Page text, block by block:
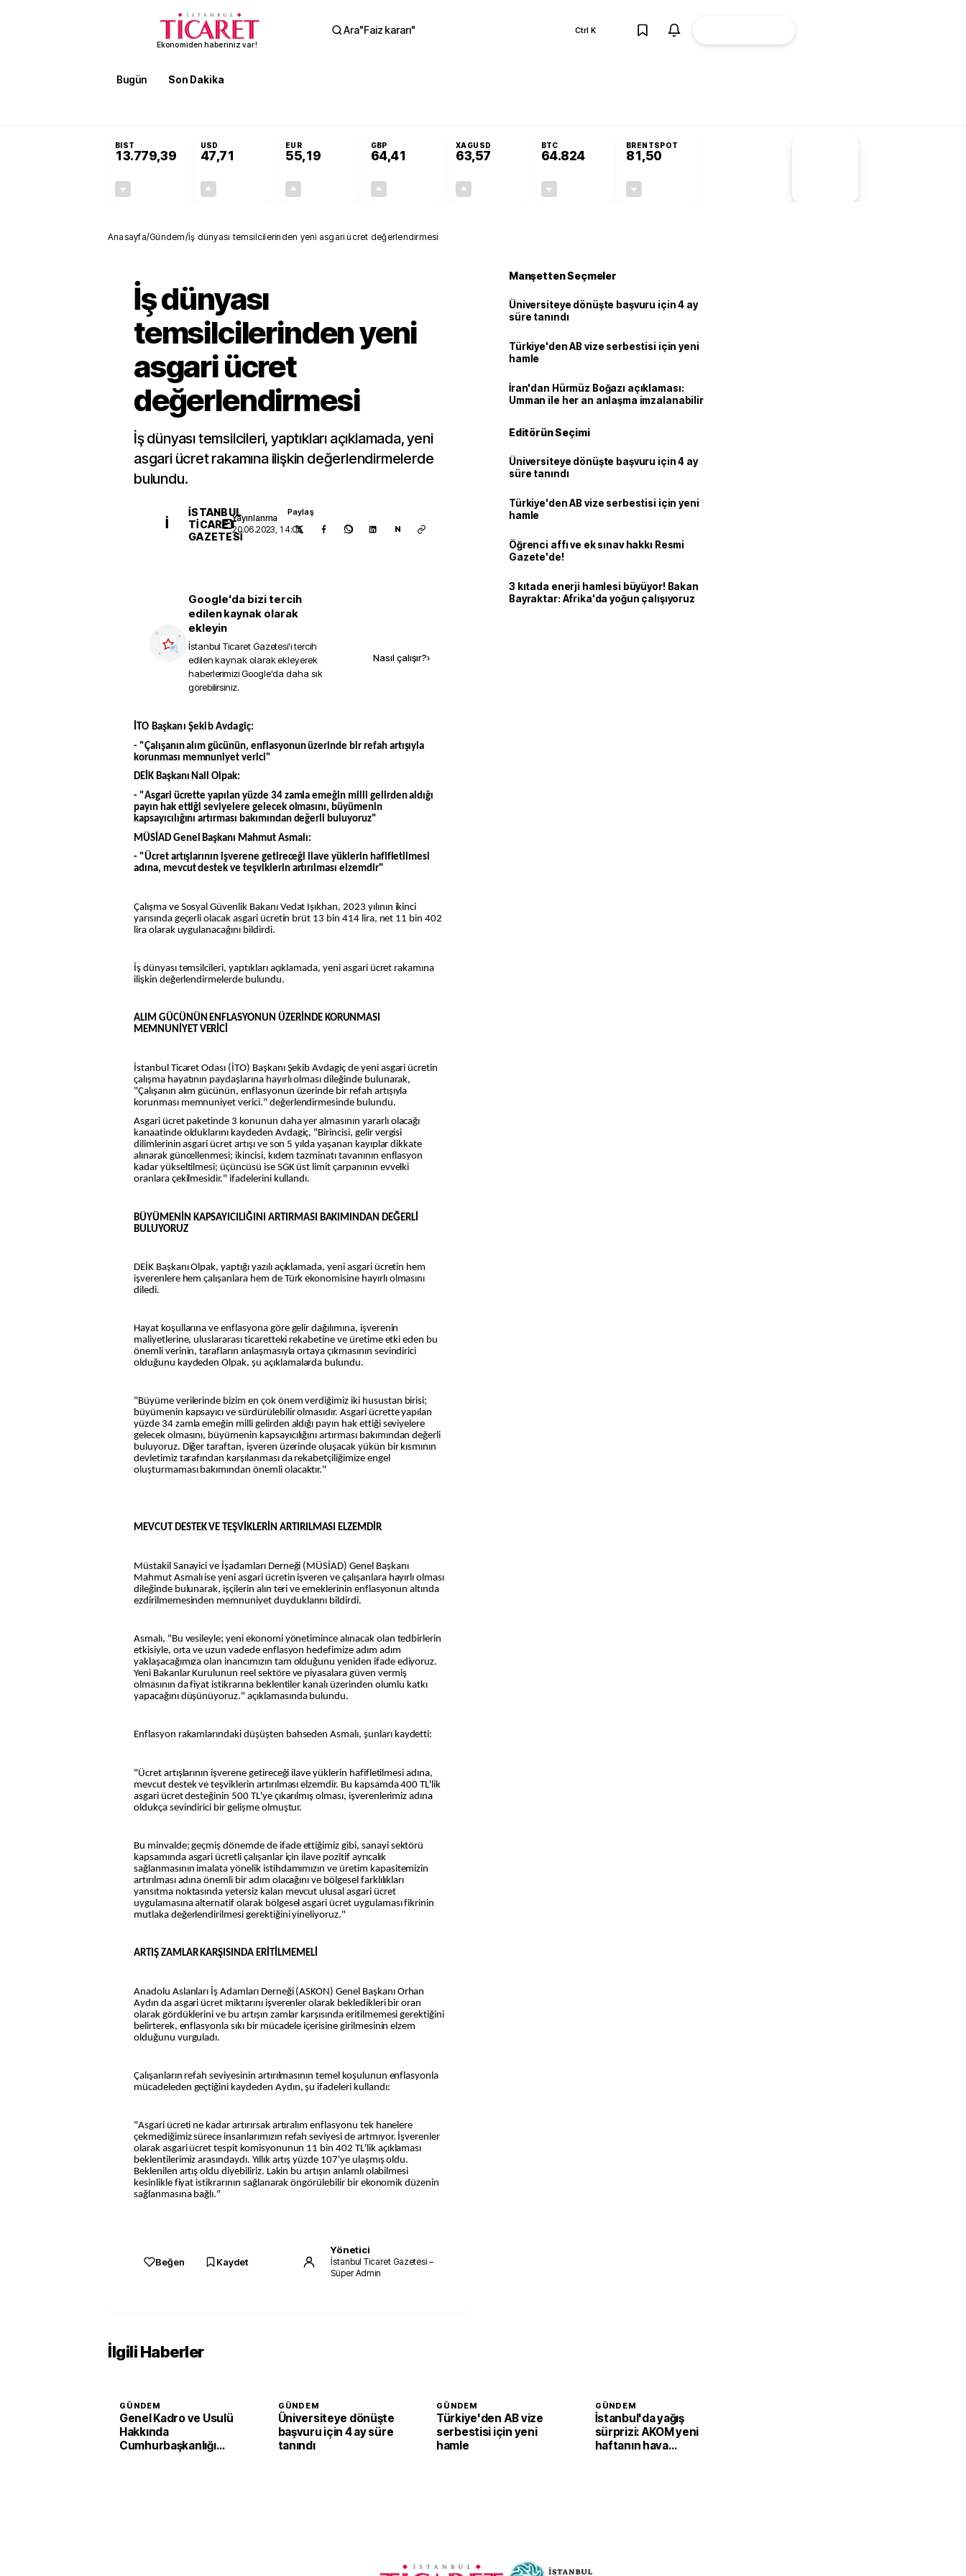
Ekonomiden haberiniz var!
Ara"Faiz kararı" Ctrl K
Bugün Son Dakika
BIST
13.779,39
USD
47,71
EUR
55,19
GBP
64,41
XAGUSD
63,57
BTC
64.824
BRENTSPOT
81,50
Anasayfa/Gündem/İş dünyası temsilcilerinden yeni asgari ücret değerlendirmesi
İş dünyası
temsilcilerinden yeni
asgari ücret
değerlendirmesi
İş dünyası temsilcileri, yaptıkları açıklamada, yeni
asgari ücret rakamına ilişkin değerlendirmelerde
bulundu.
İ
İSTANBUL
TICARET
GAZETESI
Yayınlanma
20.06.2023, 14:05
Paylaş
N
Google'da bizi tercih
edilen kaynak olarak
ekleyin
İstanbul Ticaret Gazetesi'i tercih
edilen kaynak olarak ekleyerek
haberlerimizi Google'da daha sık
görebilirsiniz.
Nasıl çalışır?›
İTO Başkanı Şekib Avdagiç:
- "Çalışanın alım gücünün, enflasyonun üzerinde bir refah artışıyla
korunması memnuniyet verici"
DEİK Başkanı Nail Olpak:
- "Asgari ücrette yapılan yüzde 34 zamla emeğin milli gelirden aldığı
payın hak ettiği seviyelere gelecek olmasını, büyümenin
kapsayıcılığını artırması bakımından değerli buluyoruz"
MÜSİAD Genel Başkanı Mahmut Asmalı:
- "Ücret artışlarının işverene getireceği ilave yüklerin hafifletilmesi
adına, mevcut destek ve teşviklerin artırılması elzemdir"
Çalışma ve Sosyal Güvenlik Bakanı Vedat Işıkhan, 2023 yılının ikinci
yarısında geçerli olacak asgari ücretin brüt 13 bin 414 lira, net 11 bin 402
lira olarak uygulanacağını bildirdi.
İş dünyası temsilcileri, yaptıkları açıklamada, yeni asgari ücret rakamına
ilişkin değerlendirmelerde bulundu.
ALIM GÜCÜNÜN ENFLASYONUN ÜZERİNDE KORUNMASI
MEMNUNİYET VERİCİ
İstanbul Ticaret Odası (İTO) Başkanı Şekib Avdagiç de yeni asgari ücretin
çalışma hayatının paydaşlarına hayırlı olması dileğinde bulunarak,
"Çalışanın alım gücünün, enflasyonun üzerinde bir refah artışıyla
korunması memnuniyet verici." değerlendirmesinde bulundu.
Asgari ücret paketinde 3 konunun daha yer almasının yararlı olacağı
kanaatinde olduklarını kaydeden Avdagiç, "Birincisi, gelir vergisi
dilimlerinin asgari ücret artışı ve son 5 yılda yaşanan kayıplar dikkate
alınarak güncellenmesi; ikincisi, kıdem tazminatı tavanının enflasyon
kadar yükseltilmesi; üçüncüsü ise SGK üst limit çarpanının evvelki
oranlara çekilmesidir." ifadelerini kullandı.
BÜYÜMENİN KAPSAYICILIĞINI ARTIRMASI BAKIMINDAN DEĞERLİ
BULUYORUZ
DEİK Başkanı Olpak, yaptığı yazılı açıklamada, yeni asgari ücretin hem
işverenlere hem çalışanlara hem de Türk ekonomisine hayırlı olmasını
diledi.
Hayat koşullarına ve enflasyona göre gelir dağılımına, işverenin
maliyetlerine, uluslararası ticaretteki rekabetine ve üretime etki eden bu
önemli verinin, tarafların anlaşmasıyla ortaya çıkmasının sevindirici
olduğunu kaydeden Olpak, şu açıklamalarda bulundu.
"Büyüme verilerinde bizim en çok önem verdiğimiz iki husustan birisi;
büyümenin kapsayıcı ve sürdürülebilir olmasıdır. Asgari ücrette yapılan
yüzde 34 zamla emeğin milli gelirden aldığı payın hak ettiği seviyelere
gelecek olmasını, büyümenin kapsayıcılığını artırması bakımından değerli
buluyoruz. Diğer taraftan, işveren üzerinde oluşacak yükün bir kısmının
devletimiz tarafından karşılanması da rekabetçiliğimize engel
oluşturmaması bakımından önemli olacaktır."
MEVCUT DESTEK VE TEŞVİKLERİN ARTIRILMASI ELZEMDİR
Müstakil Sanayici ve İşadamları Derneği (MÜSİAD) Genel Başkanı
Mahmut Asmalı ise yeni asgari ücretin işveren ve çalışanlara hayırlı olması
dileğinde bulunarak, işçilerin alın teri ve emeklerinin enflasyonun altında
ezdirilmemesinden memnuniyet duyduklarını bildirdi.
Asmalı, "Bu vesileyle; yeni ekonomi yönetimince alınacak olan tedbirlerin
etkisiyle, orta ve uzun vadede enflasyon hedefimize adım adım
yaklaşacağımıza olan inancımızın tam olduğunu yeniden ifade ediyoruz.
Yeni Bakanlar Kurulunun reel sektöre ve piyasalara güven vermiş
olmasının da fiyat istikrarına beklentiler kanalı üzerinden olumlu katkı
yapacağını düşünüyoruz." açıklamasında bulundu.
Enflasyon rakamlarındaki düşüşten bahseden Asmalı, şunları kaydetti:
"Ücret artışlarının işverene getireceği ilave yüklerin hafifletilmesi adına,
mevcut destek ve teşviklerin artırılması elzemdir. Bu kapsamda 400 TL'lik
asgari ücret desteğinin 500 TL'ye çıkarılmış olması, işverenlerimiz adına
oldukça sevindirici bir gelişme olmuştur.
Bu minvalde; geçmiş dönemde de ifade ettiğimiz gibi, sanayi sektörü
kapsamında asgari ücretli çalışanlar için ilave pozitif ayrıcalık
sağlanmasının imalata yönelik istihdamımızın ve üretim kapasitemizin
artırılması adına önemli bir adım olacağını ve bölgesel farklılıkları
yansıtma noktasında yetersiz kalan mevcut ulusal asgari ücret
uygulamasına alternatif olarak bölgesel asgari ücret uygulaması fikrinin
mutlaka değerlendirilmesi gerektiğini yineliyoruz."
ARTIŞ ZAMLAR KARŞISINDA ERİTİLMEMELİ
Anadolu Aslanları İş Adamları Derneği (ASKON) Genel Başkanı Orhan
Aydın da asgari ücret miktarını işverenler olarak bekledikleri bir oran
olarak gördüklerini ve bu artışın zamlar karşısında eritilmemesi gerektiğini
belirterek, enflasyonla sıkı bir mücadele içerisine girilmesinin elzem
olduğunu vurguladı.
Çalışanların refah seviyesinin artırılmasının temel koşulunun enflasyonla
mücadeleden geçtiğini kaydeden Aydın, şu ifadeleri kullandı:
"Asgari ücreti ne kadar artırırsak artıralım enflasyonu tek hanelere
çekmediğimiz sürece insanlarımızın refah seviyesi de artmıyor. İşverenler
olarak asgari ücret tespit komisyonunun 11 bin 402 TL'lik açıklaması
beklentilerimiz arasındaydı. Yıllık artış yüzde 107'ye ulaşmış oldu.
Beklenilen artış oldu diyebiliriz. Lakin bu artışın anlamlı olabilmesi
kesinlikle fiyat istikrarının sağlanarak öngörülebilir bir ekonomik düzenin
sağlanmasına bağlı."
Beğen Kaydet
Yönetici
İstanbul Ticaret Gazetesi –
Süper Admin
Manşetten Seçmeler
Üniversiteye dönüşte başvuru için 4 ay
süre tanındı
Türkiye'den AB vize serbestisi için yeni
hamle
İran'dan Hürmüz Boğazı açıklaması:
Umman ile her an anlaşma imzalanabilir
Editörün Seçimi
Üniversiteye dönüşte başvuru için 4 ay
süre tanındı
Türkiye'den AB vize serbestisi için yeni
hamle
Öğrenci affı ve ek sınav hakkı Resmi
Gazete'de!
3 kıtada enerji hamlesi büyüyor! Bakan
Bayraktar: Afrika'da yoğun çalışıyoruz
İlgili Haberler
GÜNDEM
Genel Kadro ve Usulü
Hakkında
Cumhurbaşkanlığı
GÜNDEM
Üniversiteye dönüşte
başvuru için 4 ay süre
tanındı
GÜNDEM
Türkiye'den AB vize
serbestisi için yeni
hamle
GÜNDEM
İstanbul'da yağış
sürprizi: AKOM yeni
haftanın hava